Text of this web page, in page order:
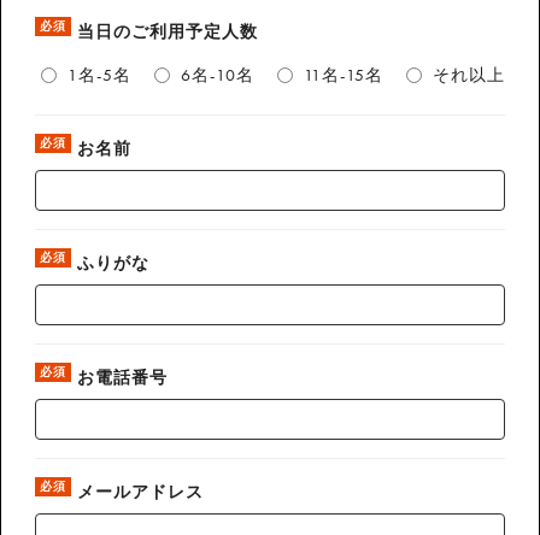
必須 当日のご利用予定人数
1名-5名 6名-10名 11名-15名 それ以上
必須 お名前
必須 ふりがな
必須 お電話番号
必須 メールアドレス